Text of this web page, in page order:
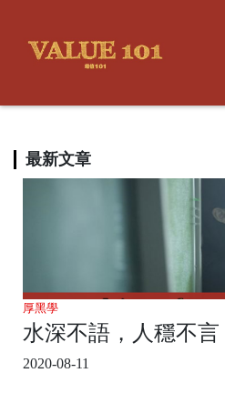
最新文章
厚黑學
水深不語，人穩不言
2020-08-11